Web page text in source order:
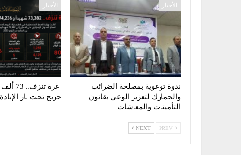
الأخبار
ندوة توعوية بمصلحة الضرائب
والجمارك لتعزيز الوعي بقانون
التأمينات والمعاشات
الأخبار
جريح تحت نار الإبادة
NEXT